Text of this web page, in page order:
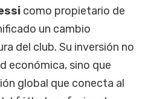
como propietario de
un cambio
del club. Su inversión no
económica, sino que
global que conecta al